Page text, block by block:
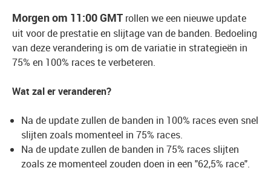
Morgen om 11:00 GMT rollen we een nieuwe update
uit voor de prestatie en slijtage van de banden. Bedoeling
van deze verandering is om de variatie in strategieën in
75% en 100% races te verbeteren.
Wat zal er veranderen?
Na de update zullen de banden in 100% races even snel
slijten zoals momenteel in 75% races.
Na de update zullen de banden in 75% races slijten
zoals ze momenteel zouden doen in een "62,5% race".